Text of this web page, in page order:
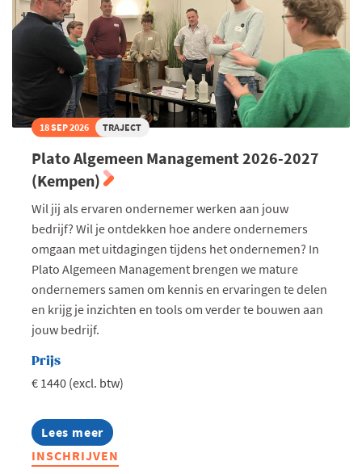
18 SEP 2026 TRAJECT
Plato Algemeen Management 2026-2027
(Kempen)
Wil jij als ervaren ondernemer werken aan jouw
bedrijf? Wil je ontdekken hoe andere ondernemers
omgaan met uitdagingen tijdens het ondernemen? In
Plato Algemeen Management brengen we mature
ondernemers samen om kennis en ervaringen te delen
en krijg je inzichten en tools om verder te bouwen aan
jouw bedrijf.
Prijs
€ 1440 (excl. btw)
Lees meer
about
Plato
Algemeen
INSCHRIJVEN